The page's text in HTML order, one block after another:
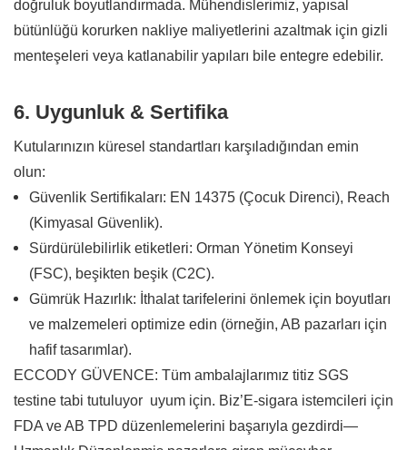
doğruluk boyutlandırmada. Mühendislerimiz, yapısal
bütünlüğü korurken nakliye maliyetlerini azaltmak için gizli
menteşeleri veya katlanabilir yapıları bile entegre edebilir.
6. Uygunluk & Sertifika
Kutularınızın küresel standartları karşıladığından emin
olun:
Güvenlik Sertifikaları: EN 14375 (Çocuk Direnci), Reach
(Kimyasal Güvenlik).
Sürdürülebilirlik etiketleri: Orman Yönetim Konseyi
(FSC), beşikten beşik (C2C).
Gümrük Hazırlık: İthalat tarifelerini önlemek için boyutları
ve malzemeleri optimize edin (örneğin, AB pazarları için
hafif tasarımlar).
ECCODY GÜVENCE: Tüm ambalajlarımız titiz SGS
testine tabi tutuluyor uyum için. Biz’E-sigara istemcileri için
FDA ve AB TPD düzenlemelerini başarıyla gezdirdi—